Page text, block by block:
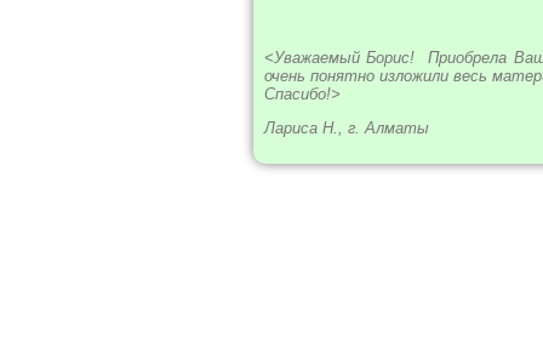
<Уважаемый Борис! Приобрела
очень понятно изложили весь
Спасибо!>
Лариса Н., г. Алматы